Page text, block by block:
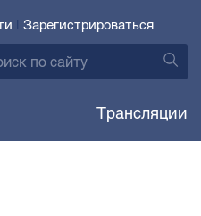
| Зарегистрироваться
Трансляции